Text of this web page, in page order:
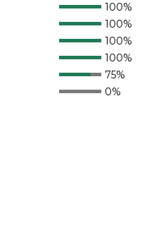
100%
100%
100%
100%
75%
0%